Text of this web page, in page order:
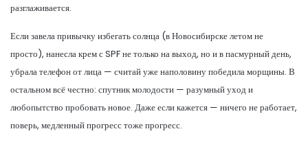
разглаживается.
Если завела привычку избегать солнца (в Новосибирске летом не
просто), нанесла крем с SPF не только на выход, но и в пасмурный день,
убрала телефон от лица — считай уже наполовину победила морщины. В
остальном всё честно: спутник молодости — разумный уход и
любопытство пробовать новое. Даже если кажется — ничего не работает,
поверь, медленный прогресс тоже прогресс.